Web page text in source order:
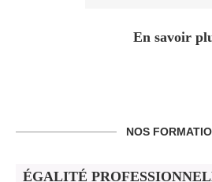
En savoir
NOS
ÉGALITÉ